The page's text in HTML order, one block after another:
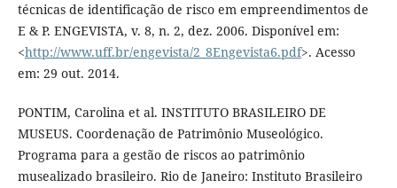
técnicas de identificação de risco em empreendimentos de
E & P. ENGEVISTA, v. 8, n. 2, dez. 2006. Disponível em:
<http://www.uff.br/engevista/2_8Engevista6.pdf>. Acesso
em: 29 out. 2014.
PONTIM, Carolina et al. INSTITUTO BRASILEIRO DE
MUSEUS. Coordenação de Patrimônio Museológico.
Programa para a gestão de riscos ao patrimônio
musealizado brasileiro. Rio de Janeiro: Instituto Brasileiro